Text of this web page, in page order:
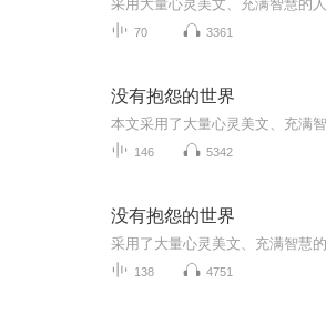
70 3361
没有抱怨的世界
146 5342
没有抱怨的世界
138 4751